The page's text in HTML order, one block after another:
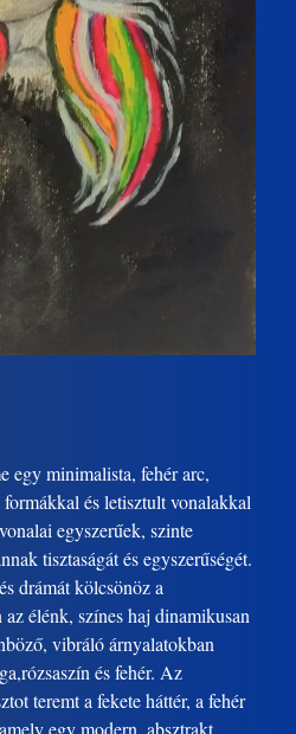
egy minimalista, fehér arc,
és letisztult vonalakkal
egyszerűek, szinte
tisztaságát és egyszerűségét.
drámát kölcsönöz a
élénk, színes haj dinamikusan
vibráló árnyalatokban
és fehér. Az
teremt a fekete háttér, a fehér